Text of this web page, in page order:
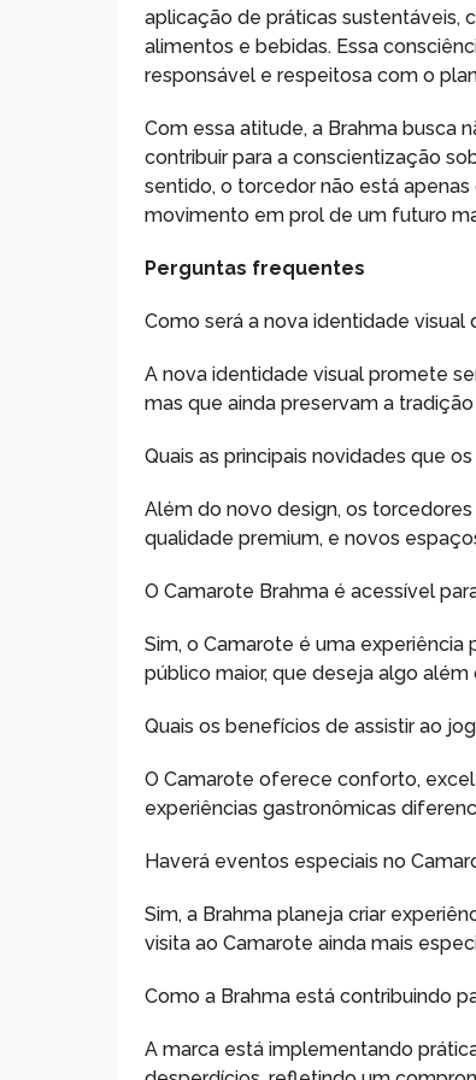
aplicação de práticas sustentáveis,
alimentos e bebidas. Essa
responsável e respeitosa com o
Com essa atitude, a Brahma busca
contribuir para a conscientização
sentido, o torcedor não está
movimento em prol de um futuro
Perguntas frequentes
Como será a nova identidade visual
A nova identidade visual promete
mas que ainda preservam a
Quais as principais novidades que
Além do novo design, os
qualidade premium, e novos
O Camarote Brahma é acessível
Sim, o Camarote é uma experiência
público maior, que deseja algo
Quais os benefícios de assistir ao
O Camarote oferece conforto,
experiências gastronômicas
Haverá eventos especiais no
Sim, a Brahma planeja criar
visita ao Camarote ainda mais
Como a Brahma está contribuindo
A marca está implementando